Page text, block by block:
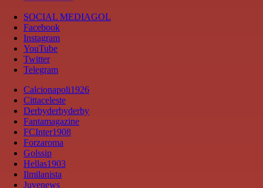
SOCIAL MEDIAGOL
Facebook
Instagram
YouTube
Twitter
Telegram
Calcionapoli1926
Cittaceleste
Derbyderbyderby
Fantamagazine
FCInter1908
Forzaroma
Golssip
Hellas1903
Ilmilanista
Juvenews